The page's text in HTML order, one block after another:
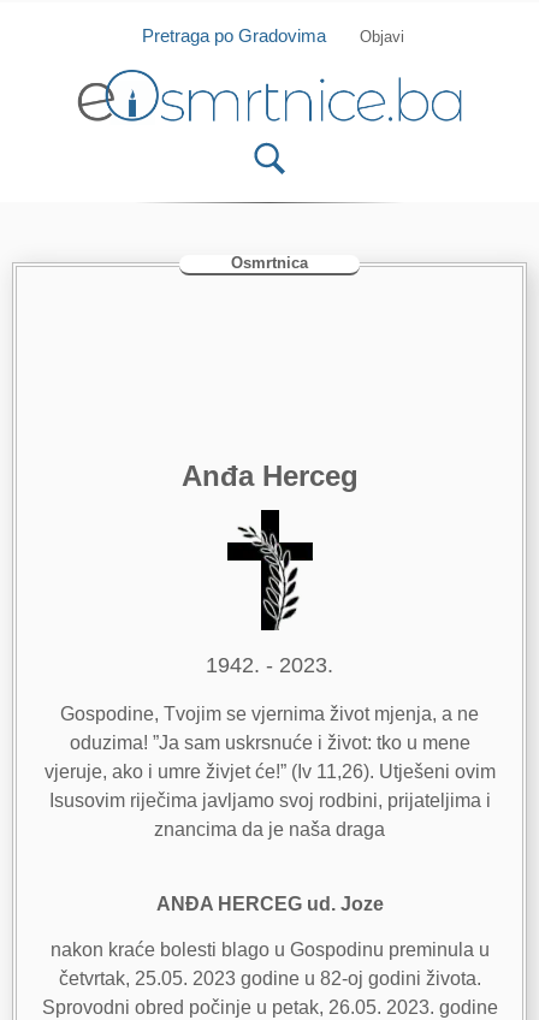
Isprobajte našu Android i IOS aplikaciju
Pretraga po Gradovima Objavi
Osmrtnica
Anđa Herceg
1942. - 2023.
Gospodine, Tvojim se vjernima život mjenja, a ne
oduzima! ”Ja sam uskrsnuće i život: tko u mene
vjeruje, ako i umre živjet će!” (Iv 11,26). Utješeni ovim
Isusovim riječima javljamo svoj rodbini, prijateljima i
znancima da je naša draga
ANĐA HERCEG ud. Joze
nakon kraće bolesti blago u Gospodinu preminula u
četvrtak, 25.05. 2023 godine u 82-oj godini života.
Sprovodni obred počinje u petak, 26.05. 2023. godine